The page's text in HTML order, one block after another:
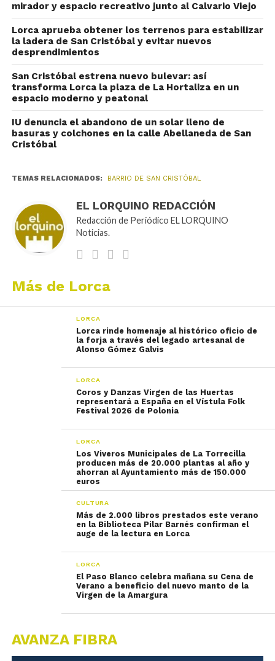
mirador y espacio recreativo junto al Calvario Viejo
Lorca aprueba obtener los terrenos para estabilizar
la ladera de San Cristóbal y evitar nuevos
desprendimientos
San Cristóbal estrena nuevo bulevar: así
transforma Lorca la plaza de La Hortaliza en un
espacio moderno y peatonal
IU denuncia el abandono de un solar lleno de
basuras y colchones en la calle Abellaneda de San
Cristóbal
TEMAS RELACIONADOS: BARRIO DE SAN CRISTÓBAL
EL LORQUINO REDACCIÓN
Redacción de Periódico EL LORQUINO
Noticias.
Más de Lorca
LORCA
Lorca rinde homenaje al histórico oficio de
la forja a través del legado artesanal de
Alonso Gómez Galvis
LORCA
Coros y Danzas Virgen de las Huertas
representará a España en el Vístula Folk
Festival 2026 de Polonia
LORCA
Los Viveros Municipales de La Torrecilla
producen más de 20.000 plantas al año y
ahorran al Ayuntamiento más de 150.000
euros
CULTURA
Más de 2.000 libros prestados este verano
en la Biblioteca Pilar Barnés confirman el
auge de la lectura en Lorca
LORCA
El Paso Blanco celebra mañana su Cena de
Verano a beneficio del nuevo manto de la
Virgen de la Amargura
AVANZA FIBRA